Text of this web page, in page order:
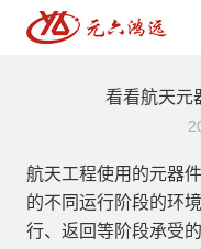
看看航天元
航天工程使用的元器
的不同运行阶段的环
行、返回等阶段承受